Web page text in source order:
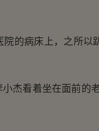
病床上，之所以
看着坐在面前的老